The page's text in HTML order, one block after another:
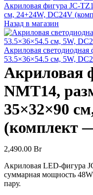
Акриловая фигура JC-
см, 24+24W, DC24V
Назад в магазин
Акриловая
53.5×36×54.5 см, 5W,
Акриловая
NMT14,
35×32×90
(комплект
2,490.00 Br
Акриловая LED-фигура
суммарная мощность
пару.